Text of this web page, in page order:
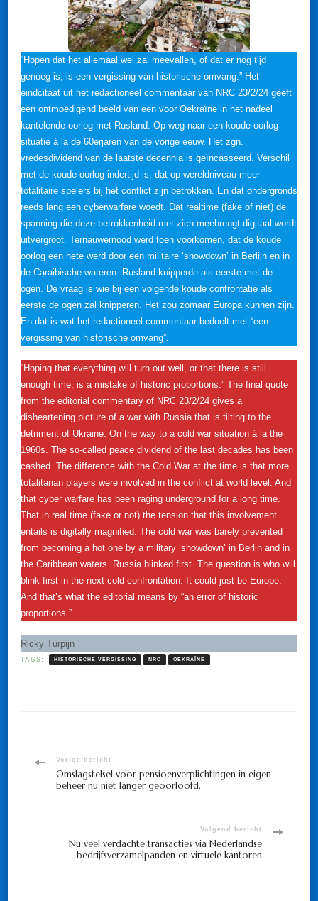
“Hopen dat het allemaal wel zal meevallen, of dat er nog tijd
genoeg is, is een vergissing van historische omvang.” Het
eindcitaat uit het redactioneel commentaar van NRC 23/2/24 geeft
een ontmoedigend beeld van een voor Oekraïne in het nadeel
kantelende oorlog met Rusland. Op weg naar een koude oorlog
situatie á la de 60erjaren van de vorige eeuw. Het zgn.
vredesdividend van de laatste decennia is geïncasseerd. Verschil
met de koude oorlog indertijd is, dat op wereldniveau meer
totalitaire spelers bij het conflict zijn betrokken. En dat ondergronds
reeds lang een cyberwarfare woedt. Dat realtime (fake of niet) de
spanning die deze betrokkenheid met zich meebrengt digitaal wordt
uitvergroot. Ternauwernood werd toen voorkomen, dat de koude
oorlog een hete werd door een militaire ‘showdown’ in Berlijn en in
de Caraibische wateren. Rusland knipperde als eerste met de
ogen. De vraag is wie bij een volgende koude confrontatie als
eerste de ogen zal knipperen. Het zou zomaar Europa kunnen zijn.
En dat is wat het redactioneel commentaar bedoelt met “een
vergissing van historische omvang”.
“Hoping that everything will turn out well, or that there is still
enough time, is a mistake of historic proportions.” The final quote
from the editorial commentary of NRC 23/2/24 gives a
disheartening picture of a war with Russia that is tilting to the
detriment of Ukraine. On the way to a cold war situation á la the
1960s. The so-called peace dividend of the last decades has been
cashed. The difference with the Cold War at the time is that more
totalitarian players were involved in the conflict at world level. And
that cyber warfare has been raging underground for a long time.
That in real time (fake or not) the tension that this involvement
entails is digitally magnified. The cold war was barely prevented
from becoming a hot one by a military ‘showdown’ in Berlin and in
the Caribbean waters. Russia blinked first. The question is who will
blink first in the next cold confrontation. It could just be Europe.
And that’s what the editorial means by “an error of historic
proportions.”
Ricky Turpijn
TAGS: HISTORISCHE VERGISSING NRC OEKRAÏNE
Bericht
navigatie
Vorige bericht
Omslagstelsel voor pensioenverplichtingen in eigen
beheer nu niet langer geoorloofd.
Volgend bericht
Nu veel verdachte transacties via Nederlandse
bedrijfsverzamelpanden en virtuele kantoren